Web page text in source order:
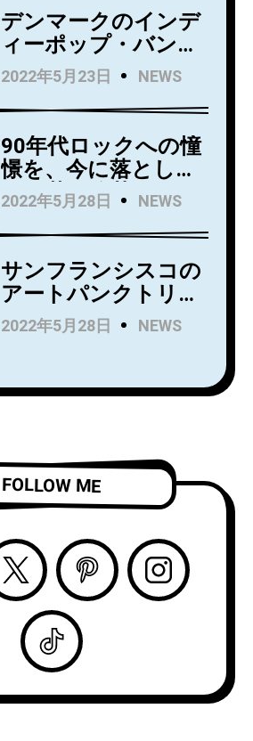
月27日にリリース！
アルバムからニュー
シングル
「Holding」のビデオ
を公開！
デンマークのインデ
ィーポップ・バンド
Kindsightが5月25日
にデビュー・アルバ
ム『Swedish Punk』
をリリース！
2022年5月23日 NEWS
90年代ロックへの憧
憬を、今に落とし込
んだ若き俊英
Mommaが日本デビ
ューアルバム
『Household
Name』を7月にリリ
ース！Wet LegのUS
公演でオープニング
ツアーのオープニン
2022年5月28日 NEWS
サンフランシスコの
アートパンクトリオ
Rip Roomが、
Spartan Recordsよ
LP『Alight and
「Complication」の
ビデオを公開！
2022年5月28日 NEWS
FOLLOW ME